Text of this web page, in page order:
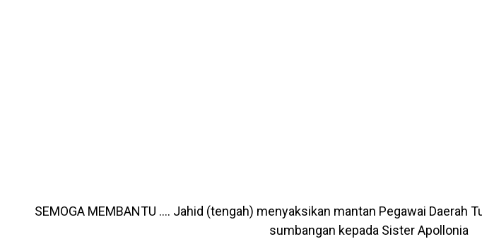
SEMOGA MEMBANTU …. Jahid (tengah) menyaksikan mantan Pegawai Daerah
sumbangan kepada Sister Apollonia